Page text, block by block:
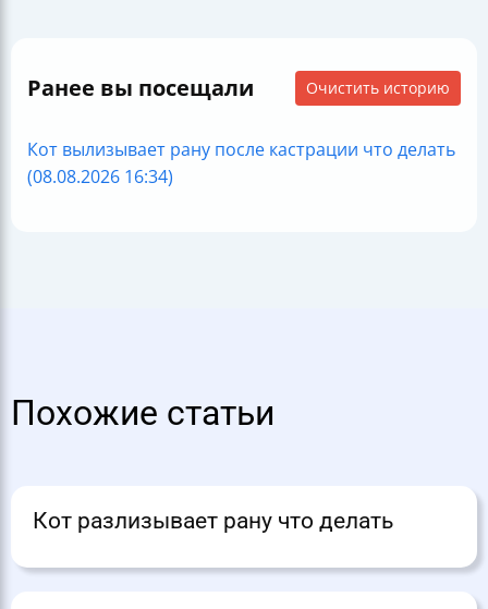
Ранее вы посещали Очистить историю
Кот вылизывает рану после кастрации что делать
(08.08.2026 16:34)
Похожие статьи
Кот разлизывает рану что делать